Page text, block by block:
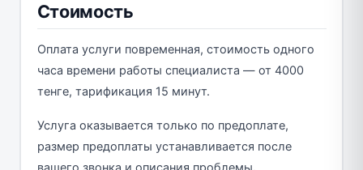
Стоимость
Оплата услуги повременная, стоимость одного
часа времени работы специалиста — от 4000
тенге, тарификация 15 минут.
Услуга оказывается только по предоплате,
размер предоплаты устанавливается после